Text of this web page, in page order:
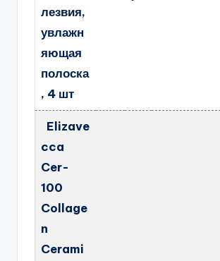
лезвия,
увлажн
яющая
полоска
, 4 шт
Elizave
cca
Cer-
100
Collage
n
Cerami